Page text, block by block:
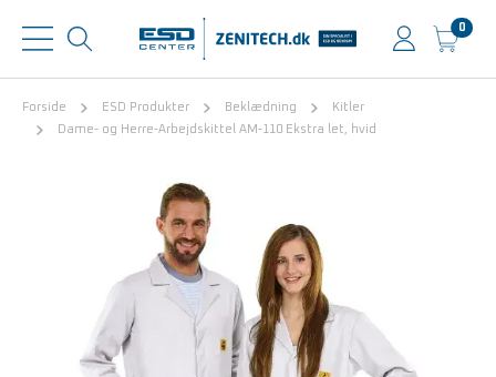
0
Forside ESD Produkter Beklædning
Kitler
Dame- og Herre-Arbejdskittel AM-110 Ekstra let, hvid